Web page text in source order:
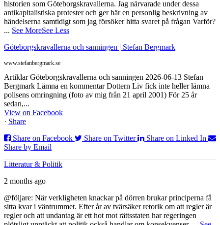
historien som Göteborgskravallerna. Jag närvarade under dessa
antikapitalistiska protester och ger här en personlig beskrivning av
händelserna samtidigt som jag försöker hitta svaret på frågan Varför?
... See MoreSee Less
Göteborgskravallerna och sanningen | Stefan Bergmark
www.stefanbergmark.se
Artiklar Göteborgskravallerna och sanningen 2026-06-13 Stefan
Bergmark Lämna en kommentar Dottern Liv fick inte heller lämna
polisens omringning (foto av mig från 21 april 2001) För 25 år
sedan,...
View on Facebook
· Share
Share on Facebook
Share on Twitter
Share on Linked In
Share by Email
Litteratur & Politik
2 months ago
@följare: När verkligheten knackar på dörren brukar principerna få
sitta kvar i väntrummet. Efter år av tvärsäker retorik om att regler är
regler och att undantag är ett hot mot rättsstaten har regeringen